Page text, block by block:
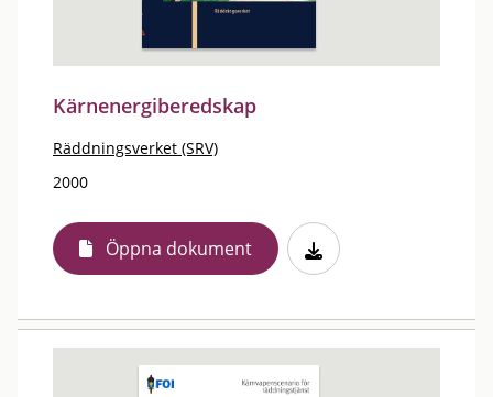
Kärnenergiberedskap
Räddningsverket (SRV)
2000
Öppna dokument